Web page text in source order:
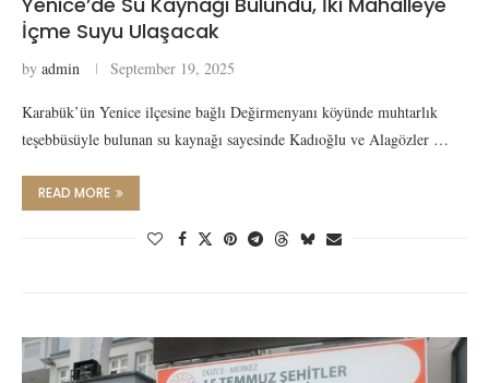
İçme Suyu Ulaşacak
by admin September 19, 2025
Karabük’ün Yenice ilçesine bağlı Değirmenyanı köyünde muhtarlık
teşebbüsüyle bulunan su kaynağı sayesinde Kadıoğlu ve Alagözler …
READ MORE